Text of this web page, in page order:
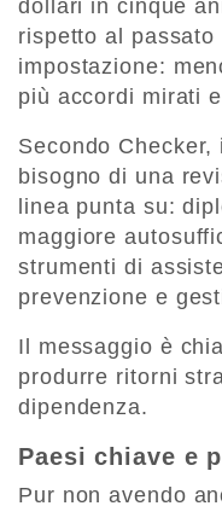
dollari in cinque
rispetto al
impostazione:
più accordi mirati
Secondo
bisogno di una
linea punta su:
maggiore
strumenti di
prevenzione e
Il messaggio è
produrre ritorni
dipendenza.
Paesi chiave e
Pur non avendo